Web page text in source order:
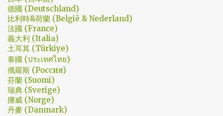
放手。結尾細節就不說了，硬是收的漂亮 - 這麼棒的劇才第四集，
不禁讓我倍感期待，也開始每週期待上演的時間。 還加了Prison
Break的梗，剛好我就是PB的劇迷呀!!! 這應該是很感人的橋段，但怎
麼腦海中覺得奶奶好像和ET一樣要飛往月球了… 看到這的時候只覺
得大叔身體真是好，我應該已經無法揹著媽...
德國 (Deutschland)
比利時&荷蘭 (België & Nederland)
法國 (France)
義大利 (Italia)
土耳其 (Türkiye)
泰國 (ประเทศไทย)
俄羅斯 (Россия)
芬蘭 (Suomi)
瑞典 (Sverige)
挪威 (Norge)
丹麥 (Danmark)